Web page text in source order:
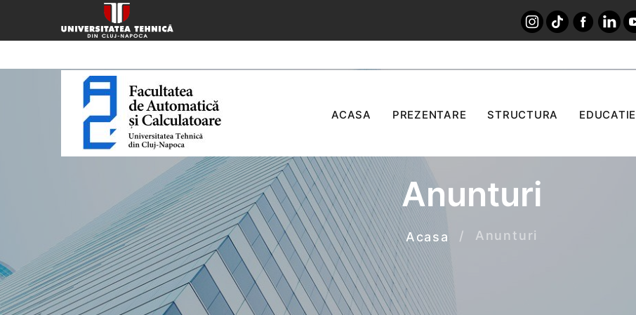
ACASA PREZENTARE STRUCTURA EDUCATIE
Anunturi
Acasa Anunturi